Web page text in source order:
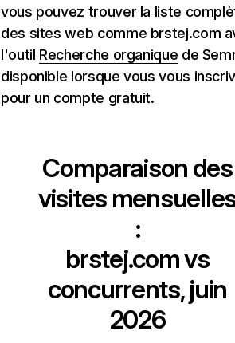
vous pouvez trouver la liste
des sites web comme brstej.com
l'outil Recherche organique de
disponible lorsque vous vous
pour un compte gratuit.
Comparaison des
visites
:
brstej.comvs
concurrents, juin
2026